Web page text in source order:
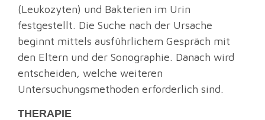
(Leukozyten) und Bakterien im Urin
festgestellt. Die Suche nach der Ursache
beginnt mittels ausführlichem Gespräch mit
den Eltern und der Sonographie. Danach wird
entscheiden, welche weiteren
Untersuchungsmethoden erforderlich sind.
THERAPIE